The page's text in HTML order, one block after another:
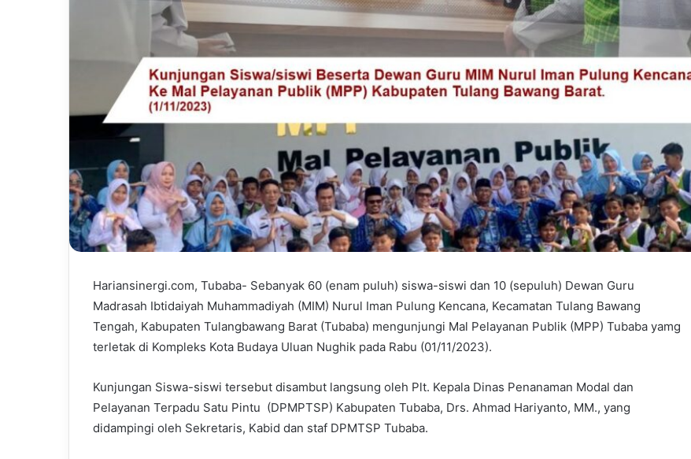
Hariansinergi.com, Tubaba- Sebanyak 60 (enam puluh) siswa-siswi dan 10 (sepuluh) Dewan Guru
Madrasah Ibtidaiyah Muhammadiyah (MIM) Nurul Iman Pulung Kencana, Kecamatan Tulang Bawang
Tengah, Kabupaten Tulangbawang Barat (Tubaba) mengunjungi Mal Pelayanan Publik (MPP) Tubaba yamg
terletak di Kompleks Kota Budaya Uluan Nughik pada Rabu (01/11/2023).
Kunjungan Siswa-siswi tersebut disambut langsung oleh Plt. Kepala Dinas Penanaman Modal dan
Pelayanan Terpadu Satu Pintu (DPMPTSP) Kabupaten Tubaba, Drs. Ahmad Hariyanto, MM., yang
didampingi oleh Sekretaris, Kabid dan staf DPMTSP Tubaba.